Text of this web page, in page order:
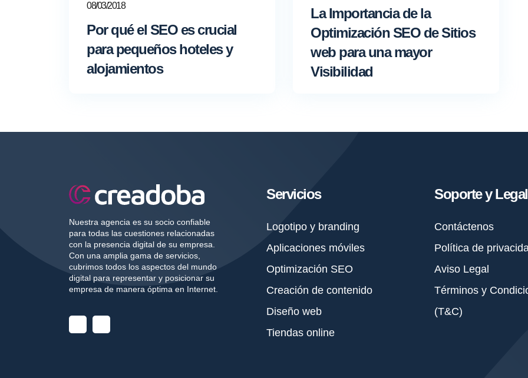
08/03/2018
Por qué el SEO es crucial
para pequeños hoteles y
alojamientos
La Importancia de la
Optimización SEO de Sitios
web para una mayor
Visibilidad
Nuestra agencia es su socio confiable
para todas las cuestiones relacionadas
con la presencia digital de su empresa.
Con una amplia gama de servicios,
cubrimos todos los aspectos del mundo
digital para representar y posicionar su
empresa de manera óptima en Internet.
Servicios
Logotipo y branding
Aplicaciones móviles
Optimización SEO
Creación de contenido
Diseño web
Tiendas online
Soporte y Legal
Contáctenos
Política de
Aviso Legal
Términos y
(T&C)